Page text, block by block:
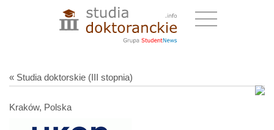
« Studia doktorskie (III stopnia)
Kraków, Polska